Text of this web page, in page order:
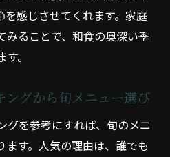
を感じさせてくれます。家庭
みることで、和食の奥深い季
。
ングから旬メニュー選び
グを参考にすれば、旬のメニ
ます。人気の理由は、誰でも